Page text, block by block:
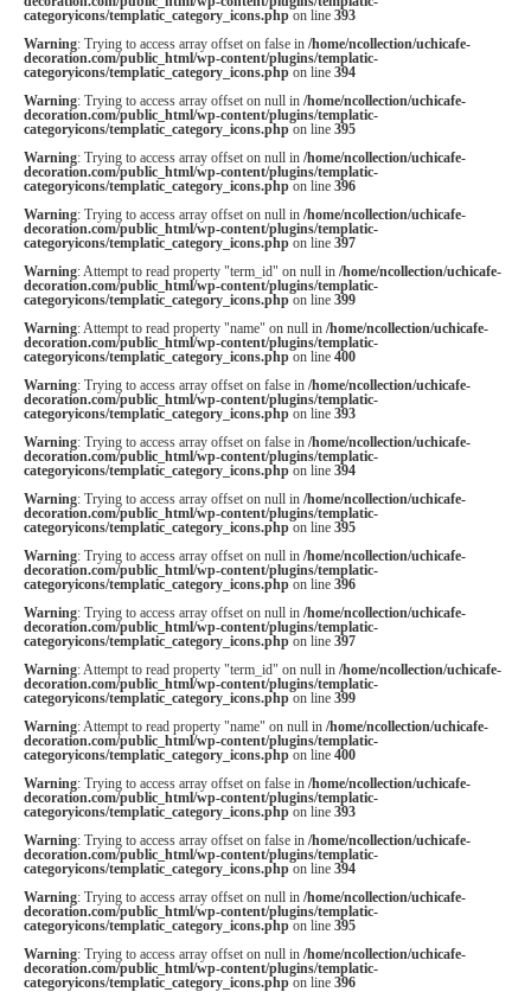
categoryicons/templatic_category_icons.php on line 393
Warning: Trying to access array offset on false in /home/ncollection/uchicafe-
decoration.com/public_html/wp-content/plugins/templatic-
categoryicons/templatic_category_icons.php on line 394
Warning: Trying to access array offset on null in /home/ncollection/uchicafe-
decoration.com/public_html/wp-content/plugins/templatic-
categoryicons/templatic_category_icons.php on line 395
Warning: Trying to access array offset on null in /home/ncollection/uchicafe-
decoration.com/public_html/wp-content/plugins/templatic-
categoryicons/templatic_category_icons.php on line 396
Warning: Trying to access array offset on null in /home/ncollection/uchicafe-
decoration.com/public_html/wp-content/plugins/templatic-
categoryicons/templatic_category_icons.php on line 397
Warning: Attempt to read property "term_id" on null in /home/ncollection/uchicafe-
decoration.com/public_html/wp-content/plugins/templatic-
categoryicons/templatic_category_icons.php on line 399
Warning: Attempt to read property "name" on null in /home/ncollection/uchicafe-
decoration.com/public_html/wp-content/plugins/templatic-
categoryicons/templatic_category_icons.php on line 400
Warning: Trying to access array offset on false in /home/ncollection/uchicafe-
decoration.com/public_html/wp-content/plugins/templatic-
categoryicons/templatic_category_icons.php on line 393
Warning: Trying to access array offset on false in /home/ncollection/uchicafe-
decoration.com/public_html/wp-content/plugins/templatic-
categoryicons/templatic_category_icons.php on line 394
Warning: Trying to access array offset on null in /home/ncollection/uchicafe-
decoration.com/public_html/wp-content/plugins/templatic-
categoryicons/templatic_category_icons.php on line 395
Warning: Trying to access array offset on null in /home/ncollection/uchicafe-
decoration.com/public_html/wp-content/plugins/templatic-
categoryicons/templatic_category_icons.php on line 396
Warning: Trying to access array offset on null in /home/ncollection/uchicafe-
decoration.com/public_html/wp-content/plugins/templatic-
categoryicons/templatic_category_icons.php on line 397
Warning: Attempt to read property "term_id" on null in /home/ncollection/uchicafe-
decoration.com/public_html/wp-content/plugins/templatic-
categoryicons/templatic_category_icons.php on line 399
Warning: Attempt to read property "name" on null in /home/ncollection/uchicafe-
decoration.com/public_html/wp-content/plugins/templatic-
categoryicons/templatic_category_icons.php on line 400
Warning: Trying to access array offset on false in /home/ncollection/uchicafe-
decoration.com/public_html/wp-content/plugins/templatic-
categoryicons/templatic_category_icons.php on line 393
Warning: Trying to access array offset on false in /home/ncollection/uchicafe-
decoration.com/public_html/wp-content/plugins/templatic-
categoryicons/templatic_category_icons.php on line 394
Warning: Trying to access array offset on null in /home/ncollection/uchicafe-
decoration.com/public_html/wp-content/plugins/templatic-
categoryicons/templatic_category_icons.php on line 395
Warning: Trying to access array offset on null in /home/ncollection/uchicafe-
decoration.com/public_html/wp-content/plugins/templatic-
categoryicons/templatic_category_icons.php on line 396